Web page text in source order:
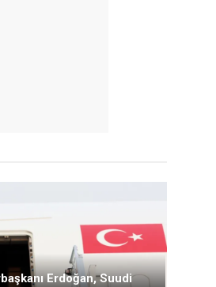
Erdoğan, Suudi